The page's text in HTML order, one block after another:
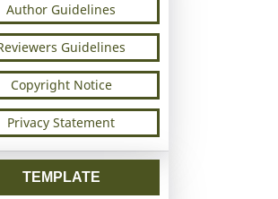
Author Guidelines
Guidelines
Copyright Notice
Privacy Statement
TEMPLATE